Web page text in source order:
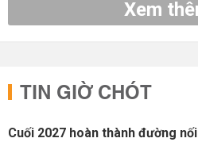
Xem
TIN GIỜ CHÓT
Cuối 2027 hoàn thành đường